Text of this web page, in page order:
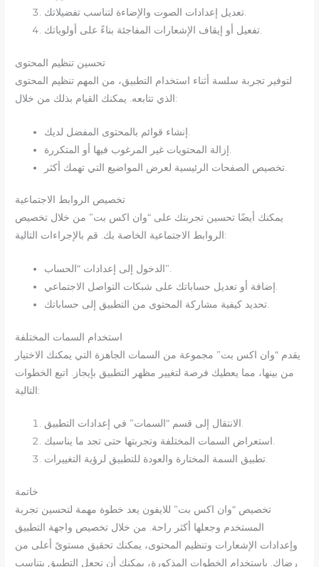
تعديل إعدادات الصوت والإضاءة لتناسب تفضيلاتك.
تفعيل أو إيقاف الإشعارات المفاجئة بناءً على أولوياتك.
تحسين تنظيم المحتوى
لتوفير تجربة سلسة أثناء استخدام التطبيق، من المهم تنظيم المحتوى
الذي تتابعه. يمكنك القيام بذلك من خلال:
تخصيص الروابط الاجتماعية
يمكنك أيضًا تحسين تجربتك على “وان اكس بت” من خلال تخصيص
الروابط الاجتماعية الخاصة بك. قم بالإجراءات التالية:
الدخول إلى إعدادات “الحساب”.
استخدام السمات المختلفة
يقدم “وان اكس بت” مجموعة من السمات الجاهزة التي يمكنك الاختيار
من بينها، مما يعطيك فرصة لتغيير مظهر التطبيق بإيجاز. اتبع الخطوات
التالية:
الانتقال إلى قسم “السمات” في إعدادات التطبيق.
استعراض السمات المختلفة وتجربتها حتى تجد ما يناسبك.
تطبيق السمة المختارة والعودة للتطبيق لرؤية التغييرات.
خاتمة
تخصيص “وان اكس بت” للايفون يعد خطوة مهمة لتحسين تجربة
المستخدم وجعلها أكثر راحة. من خلال تخصيص واجهة التطبيق
وإعدادات الإشعارات وتنظيم المحتوى، يمكنك تحقيق مستوىً أعلى من
رضاك. باستخدام الخطوات المذكورة، يمكنك أن تجعل التطبيق يتناسب